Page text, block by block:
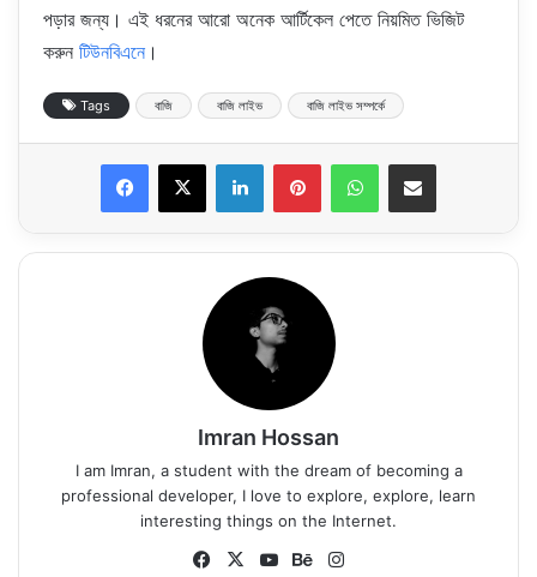
পড়ার জন্য। এই ধরনের আরো অনেক আর্টিকেল পেতে নিয়মিত ভিজিট
করুন টিউনবিএনে ।
Tags বাজি বাজি লাইভ বাজি লাইভ সম্পর্কে
Imran Hossan
I am Imran, a student with the dream of becoming a
professional developer, I love to explore, explore, learn
interesting things on the Internet.
Fa
X
Yo
Be